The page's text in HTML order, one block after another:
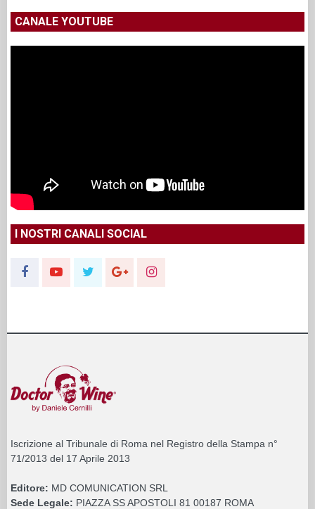
CANALE YOUTUBE
I NOSTRI CANALI SOCIAL
Iscrizione al Tribunale di Roma nel Registro della Stampa n°
71/2013 del 17 Aprile 2013
Editore: MD COMUNICATION SRL
Sede Legale: PIAZZA SS APOSTOLI 81 00187 ROMA